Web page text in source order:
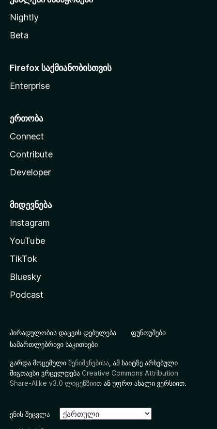
Nightly
Beta
Firefox საქმიანობისთვის
Enterprise
ერთობა
Connect
Contribute
Developer
მიდევნება
Instagram
YouTube
TikTok
Bluesky
Podcast
პირადულობის დაცვის დებულება
ფუნთუშები
სამართლებრივი საკითხები
გარდა მოცემული შენიშვნებისა , ამ საიტზე არსებული
შიგთავსი ვრცელდება Creative Commons Attribution
Share-Alike v3.0 ლიცენზიით ან უფრო ახალი ვერსიით.
ენის შეცვლა